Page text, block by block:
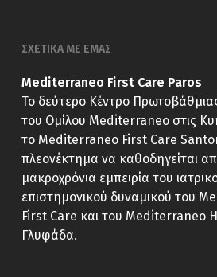
ΣΧΕΤΙΚΑ ΜΕ ΕΜΑΣ
Mediterraneo First Care Paros
Το δεύτερο Κέντρο
του Ομίλου Mediterraneo στις
το Mediterraneo First Care
πλεονέκτημα να καθοδηγείται
μακροχρόνια εμπειρία του
επιστημονικού δυναμικού του
First Care και του Mediterraneo
Γλυφάδα.